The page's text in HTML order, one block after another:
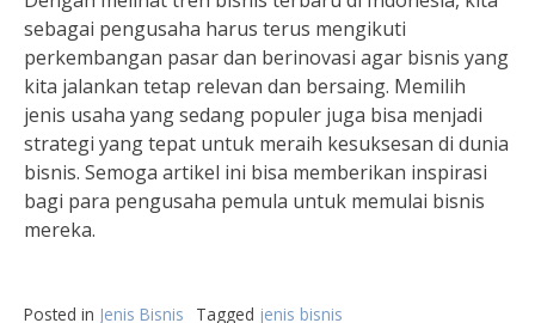
sebagai pengusaha harus terus mengikuti
perkembangan pasar dan berinovasi agar bisnis yang
kita jalankan tetap relevan dan bersaing. Memilih
jenis usaha yang sedang populer juga bisa menjadi
strategi yang tepat untuk meraih kesuksesan di dunia
bisnis. Semoga artikel ini bisa memberikan inspirasi
bagi para pengusaha pemula untuk memulai bisnis
mereka.
Posted in Jenis Bisnis Tagged jenis bisnis